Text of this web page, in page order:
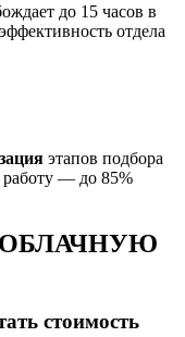
до 15 часов в
отдела
этапов подбора
работу — до 85%
стоимость